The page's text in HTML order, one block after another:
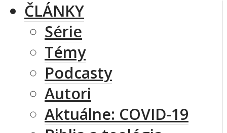
ČLÁNKY
Série
Témy
Podcasty
Autori
Aktuálne: COVID-19